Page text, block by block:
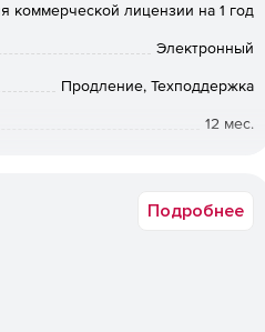
от заражения в любое время,
защиты первого
поиск и анализ данных.
коммерческой лицензии на 1 год
Электронный
Продление, Техподдержка
12 мес.
Подробнее